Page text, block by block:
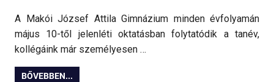
A Makói József Attila Gimnázium minden évfolyamán
május 10-től jelenléti oktatásban folytatódik a tanév,
kollégáink már személyesen …
BŐVEBBEN...